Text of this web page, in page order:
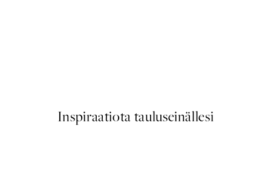
Inspiraatiota tauluseinällesi